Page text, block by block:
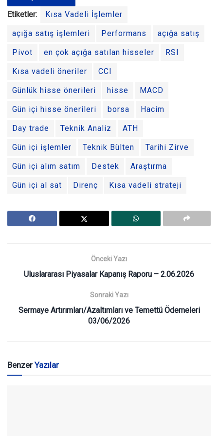
Etiketler:
Kısa Vadeli İşlemler
açığa satış işlemleri Performans açığa satış
Pivot en çok açığa satılan hisseler RSI
Kısa vadeli öneriler CCI
Günlük hisse önerileri hisse MACD
Gün içi hisse önerileri borsa Hacim
Day trade Teknik Analiz ATH
Gün içi işlemler Teknik Bülten Tarihi Zirve
Gün içi alım satım Destek Araştırma
Gün içi al sat Direnç Kısa vadeli strateji
Önceki Yazı
Uluslararası Piyasalar Kapanış Raporu – 2.06.2026
Sonraki Yazı
Sermaye Artırımları/Azaltımları ve Temettü Ödemeleri
03/06/2026
BenzerYazılar